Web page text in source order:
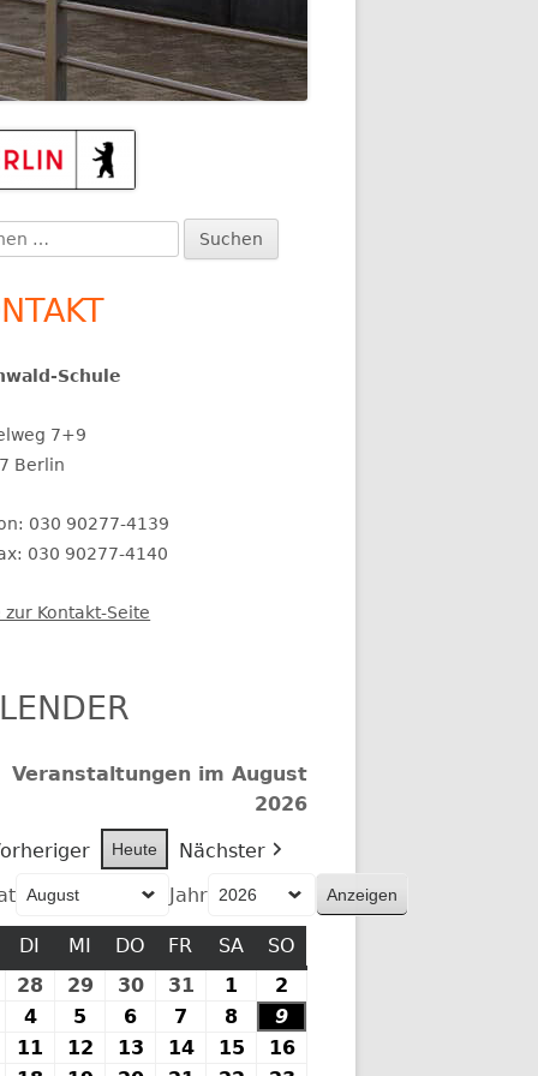
Schule
7+9
Berlin
030 90277-4139
030 90277-4140
zur Kontakt-Seite
Veranstaltungen im August
2026
Heute
Nächster
Jahr
MONTAG
DI DIENSTAG
MI MITTWOCH
DO DONNERSTAG
FR FREITAG
SASAMSTAG
SO
27.
Juli
2026
28 28.
Juli
2026
29 29.
Juli
2026
3030.
Juli
2026
31 31.
Juli
2026
1
August
2026
2
2026
44.
August
5
August
6
August
7
August
8
August
9
August
10.11 11.12 12.13 13.1414.15 15.1616.